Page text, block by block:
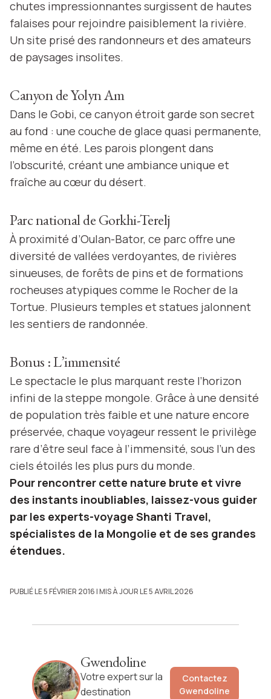
chutes impressionnantes surgissent de hautes
falaises pour rejoindre paisiblement la rivière.
Un site prisé des randonneurs et des amateurs
de paysages insolites.
Canyon de Yolyn Am
Dans le Gobi, ce canyon étroit garde son secret
au fond : une couche de glace quasi permanente,
même en été. Les parois plongent dans
l’obscurité, créant une ambiance unique et
fraîche au cœur du désert.
Parc national de Gorkhi-Terelj
À proximité d’Oulan-Bator, ce parc offre une
diversité de vallées verdoyantes, de rivières
sinueuses, de forêts de pins et de formations
rocheuses atypiques comme le Rocher de la
Tortue. Plusieurs temples et statues jalonnent
les sentiers de randonnée.
Bonus : L’immensité
Le spectacle le plus marquant reste l’horizon
infini de la steppe mongole. Grâce à une densité
de population très faible et une nature encore
préservée, chaque voyageur ressent le privilège
rare d’être seul face à l’immensité, sous l’un des
ciels étoilés les plus purs du monde.
Pour rencontrer cette nature brute et vivre
des instants inoubliables, laissez-vous guider
par les experts-voyage Shanti Travel,
spécialistes de la Mongolie et de ses grandes
étendues.
PUBLIÉ LE 5 FÉVRIER 2016| MIS À JOUR LE 5 AVRIL 2026
Gwendoline
Votre expert sur la
destination
Contactez
Gwendoline